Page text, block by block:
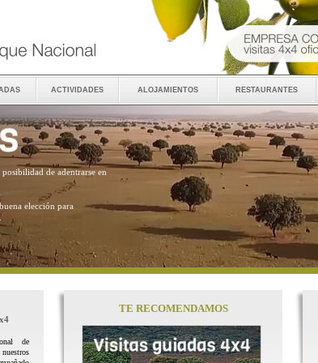
actividades alojamientos restaurantes
posibilidad de adentrarse en
elección para
.
de
TE RECOMENDAMOS